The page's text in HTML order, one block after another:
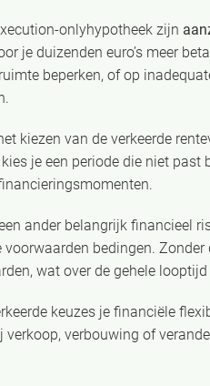
onlyhypotheek zijn
je duizenden euro’s meer
beperken, of op
kiezen van de verkeerde
je een periode die niet
ander belangrijk financieel
bedingen.
wat over de gehele looptijd
keuzes je financiële
verkoop, verbouwing of